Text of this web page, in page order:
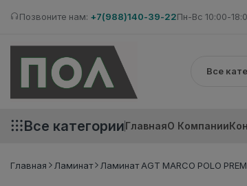
Позвоните нам: +7(988)140-39-22Пн-Вс 10:00-
Все категорииГлавнаяО Компании
Главная Ламинат Ламинат AGT MARCO POLO